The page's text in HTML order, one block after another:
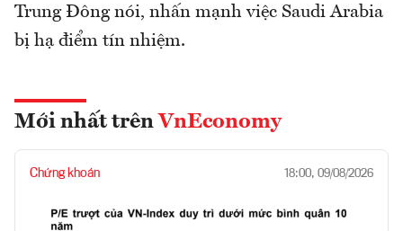
Trung Đông nói, nhấn mạnh việc Saudi Arabia
bị hạ điểm tín nhiệm.
Mới nhất trên VnEconomy
Chứng khoán 18:00, 09/08/2026